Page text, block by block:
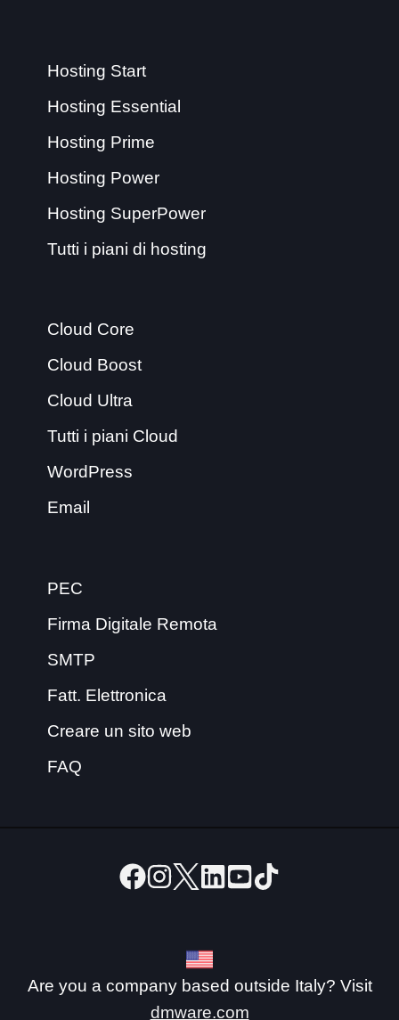
Hosting Start
Hosting Essential
Hosting Prime
Hosting Power
Hosting SuperPower
Tutti i piani di hosting
Cloud Core
Cloud Boost
Cloud Ultra
Tutti i piani Cloud
WordPress
Email
PEC
Firma Digitale Remota
SMTP
Fatt. Elettronica
Creare un sito web
FAQ
Are you a company based outside Italy? Visit
dmware.com